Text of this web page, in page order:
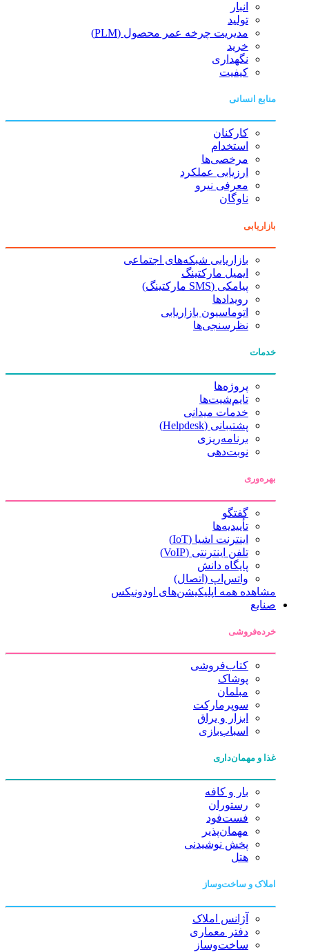
انبار
تولید
مدیریت چرخه عمر محصول (PLM)
خرید
نگهداری
کیفیت
منابع انسانی
کارکنان
استخدام
مرخصی‌ها
ارزیابی عملکرد
معرفی نیرو
ناوگان
بازاریابی
بازاریابی شبکه‌های اجتماعی
ایمیل مارکتینگ
پیامکی (SMS مارکتینگ)
رویدادها
اتوماسیون بازاریابی
نظرسنجی‌ها
خدمات
پروژه‌ها
تایم‌شیت‌ها
خدمات میدانی
پشتیبانی (Helpdesk)
برنامه‌ریزی
نوبت‌دهی
بهره‌وری
گفتگو
تأییدیه‌ها
اینترنت اشیا (IoT)
تلفن اینترنتی (VoIP)
پایگاه دانش
واتس‌اپ (اتصال)
مشاهده همه اپلیکیشن‌های اودونیکس
صنایع
خرده‌فروشی
کتاب‌فروشی
پوشاک
مبلمان
سوپرمارکت
ابزار و یراق
اسباب‌بازی
غذا و مهمان‌داری
بار و کافه
رستوران
فست‌فود
مهمان‌پذیر
پخش نوشیدنی
هتل
املاک و ساخت‌وساز
آژانس املاک
دفتر معماری
ساخت‌وساز